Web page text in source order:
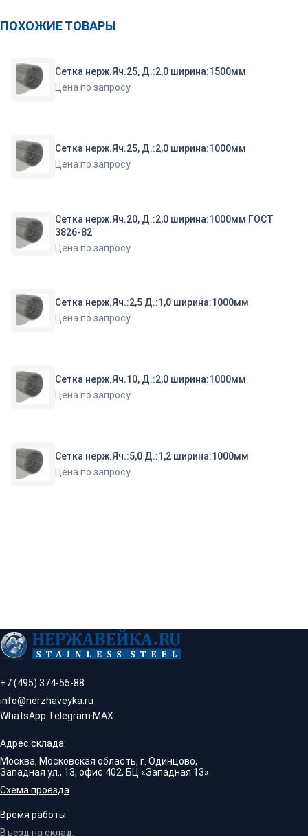
ПОХОЖИЕ ТОВАРЫ
Сетка нерж.Яч.25, Д.:2,0 ширина:1500мм
Цена по запросу
Сетка нерж.Яч.25, Д.:2,0 ширина:1000мм
Цена по запросу
Сетка нерж.Яч.20, Д.:2,0 ширина:1000мм ГОСТ
3826-82
Цена по запросу
Сетка нерж.Яч.:2,5 Д.:1,0 ширина:1000мм
Цена по запросу
Сетка нерж.Яч.10, Д.:2,0 ширина:1000мм
Цена по запросу
Сетка нерж.Яч.:5,0 Д.:1,2 ширина:1000мм
Цена по запросу
+7 (495) 374-55-88
info@nerzhaveyka.ru
WhatsApp·Telegram·MAX
Адрес склада:
Москва, Московская область, г. Одинцово,
Западная ул., 13, офис 402, БЦ «Западная 13».
Схема проезда
Время работы:
Въезд на склад: